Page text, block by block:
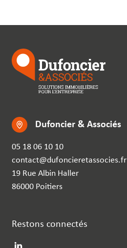
Dufoncier & Associés
05 18 06 10 10
contact@dufoncieretassocies.fr
19 Rue Albin Haller
86000 Poitiers
Restons connectés